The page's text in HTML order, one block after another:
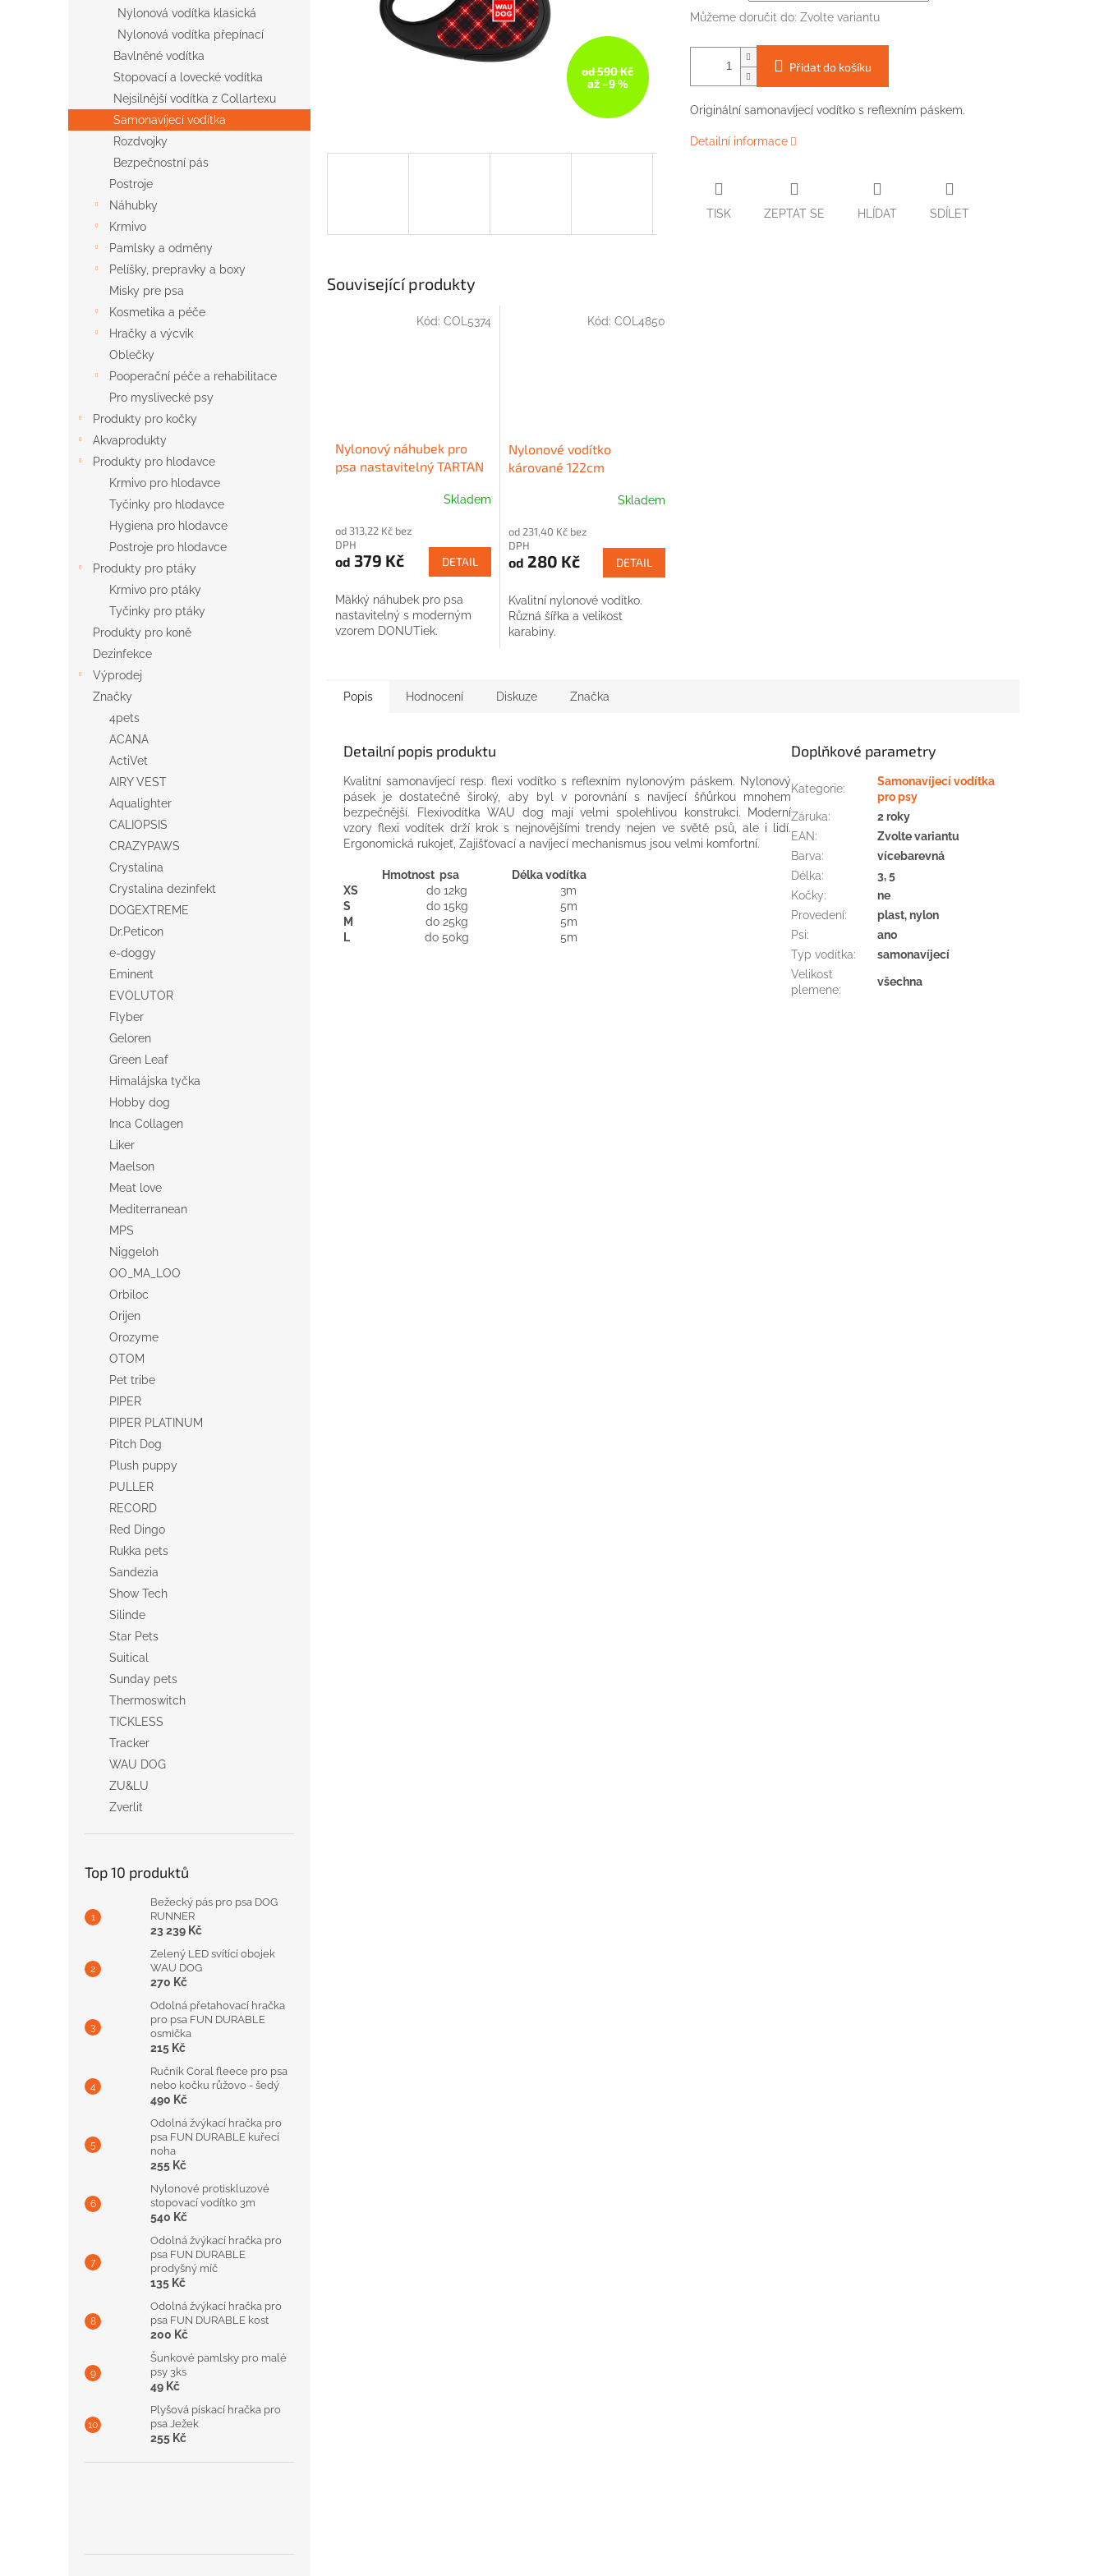
Nylonová vodítka klasická
Nylonová vodítka přepínací
Bavlněné vodítka
Stopovací a lovecké vodítka
Nejsilnější vodítka z Collartexu
Samonavíjecí vodítka
Rozdvojky
Bezpečnostní pás
Postroje
Náhubky
Krmivo
Pamlsky a odměny
Pelíšky, prepravky a boxy
Misky pre psa
Kosmetika a péče
Hračky a výcvik
Oblečky
Pooperační péče a rehabilitace
Pro myslivecké psy
Produkty pro kočky
Akvaprodukty
Produkty pro hlodavce
Krmivo pro hlodavce
Tyčinky pro hlodavce
Hygiena pro hlodavce
Postroje pro hlodavce
Produkty pro ptáky
Krmivo pro ptáky
Tyčinky pro ptáky
Produkty pro koně
Dezinfekce
Výprodej
Značky
4pets
ACANA
ActiVet
AIRY VEST
Aqualighter
CALIOPSIS
CRAZYPAWS
Crystalina
Crystalina dezinfekt
DOGEXTREME
Dr.Peticon
e-doggy
Eminent
EVOLUTOR
Flyber
Geloren
Green Leaf
Himalájska tyčka
Hobby dog
Inca Collagen
Liker
Maelson
Meat love
Mediterranean
MPS
Niggeloh
OO_MA_LOO
Orbiloc
Orijen
Orozyme
OTOM
Pet tribe
PIPER
PIPER PLATINUM
Pitch Dog
Plush puppy
PULLER
RECORD
Red Dingo
Rukka pets
Sandezia
Show Tech
Silinde
Star Pets
Suitical
Sunday pets
Thermoswitch
TICKLESS
Tracker
WAU DOG
ZU&LU
Zverlit
Top 10 produktů
Bežecký pás pro psa DOG
RUNNER
23 239 Kč
Zelený LED svítící obojek
WAU DOG
270 Kč
Odolná přetahovací hračka
pro psa FUN DURABLE
osmička
215 Kč
Ručník Coral fleece pro psa
nebo kočku růžovo - šedý
490 Kč
Odolná žvýkací hračka pro
psa FUN DURABLE kuřecí
noha
255 Kč
Nylonové protiskluzové
stopovací vodítko 3m
540 Kč
Odolná žvýkací hračka pro
psa FUN DURABLE
prodyšný míč
135 Kč
Odolná žvýkací hračka pro
psa FUN DURABLE kost
200 Kč
Šunkové pamlsky pro malé
psy 3ks
49 Kč
Plyšová pískací hračka pro
psa Ježek
255 Kč
od 590 Kč
až –9 %
Můžeme doručit do: Zvolte variantu
Přidat do košíku
Originální samonavíjecí vodítko s reflexním páskem.
Detailní informace
TISK ZEPTAT SE HLÍDAT SDÍLET
Související produkty
Nylonový náhubek pro
psa nastavitelný TARTAN
Skladem
od 313,22 Kč bez
DPH
od 379 Kč DETAIL
Mäkký náhubek pro psa
nastavitelný s moderným
vzorem DONUTiek.
Kód: COL5374
Nylonové vodítko
kárované 122cm
Skladem
od 231,40 Kč bez
DPH
od 280 Kč DETAIL
Kvalitní nylonové vodítko.
Různá šířka a velikost
karabiny.
Kód: COL4850
Popis Hodnocení Diskuze Značka
Detailní popis produktu
Kvalitní samonavíjecí resp. flexi vodítko s reflexním nylonovým páskem. Nylonový
pásek je dostatečně široký, aby byl v porovnání s navíjecí šňůrkou
mnohem
bezpečnější. Flexivodítka WAU dog mají velmi spolehlivou konstrukci.
Moderní
vzory flexi vodítek drží krok s nejnovějšími trendy nejen ve světě psů, ale i lidí.
Ergonomická rukojeť, Zajišťovací a navíjecí mechanismus jsou velmi komfortní.
Hmotnost psa
Délka vodítka
XS
do 12kg
3m
S
do 15kg
5m
M
do 25kg
5m
L
do 50kg 5m
Doplňkové parametry
Kategorie:
Samonavíjecí vodítka
pro psy
Záruka:
2 roky
EAN:
Zvolte variantu
Barva:
vícebarevná
Délka:
3, 5
Kočky:
ne
Provedení:
plast, nylon
Psi:
ano
Typ vodítka:
samonavíjecí
Velikost
plemene:
všechna